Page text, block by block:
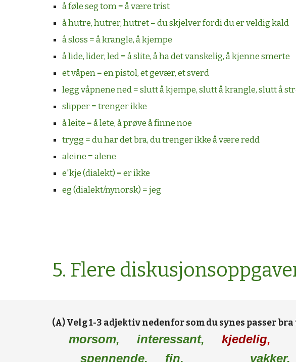
å føle seg tom = å være trist
å hutre, hutrer, hutret = du skjelver fordi du er veldig kald
å sloss = å krangle, å kjempe
å lide, lider, led = å slite, å ha det vanskelig, å kjenne smerte
et våpen = en pistol, et gevær, et sverd
legg våpnene ned = slutt å kjempe, slutt å krangle, slutt å
slipper = trenger ikke
å leite = å lete, å prøve å finne noe
trygg = du har det bra, du trenger ikke å være redd
aleine = alene
e'kje (dialekt) = er ikke
eg (dialekt/nynorsk) = jeg
5. Flere
(A) Velg 1-3 adjektiv nedenfor som du synes passer
morsom, interessant, kjedelig,
spennende,
fin, vakker,